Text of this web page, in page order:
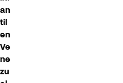
an
til
en
Ve
ne
zu